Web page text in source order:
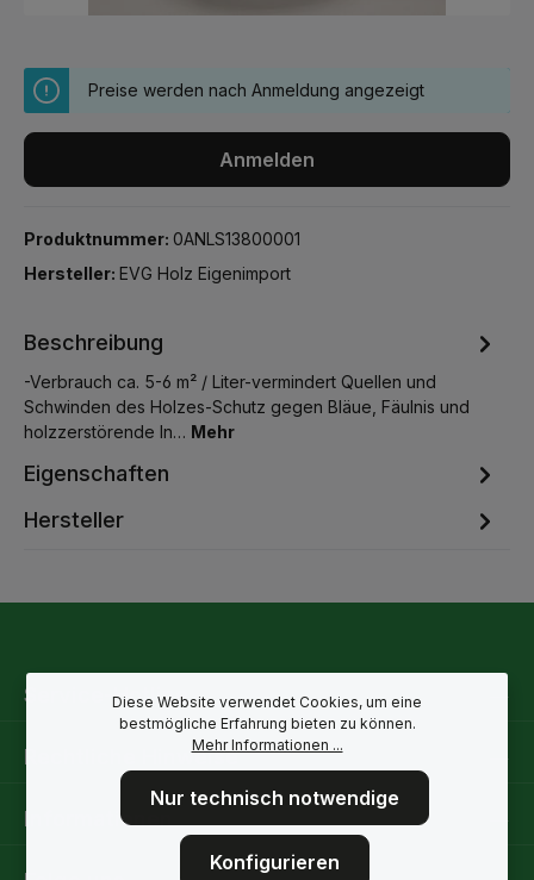
Preise werden nach Anmeldung angezeigt
Anmelden
Produktnummer: 0ANLS13800001
Hersteller: EVG Holz Eigenimport
Beschreibung
-Verbrauch ca. 5-6 m² / Liter-vermindert Quellen und
Schwinden des Holzes-Schutz gegen Bläue, Fäulnis und
holzzerstörende In… Mehr
Eigenschaften
Hersteller
Service-Hotline
Rechtliche Hinweise
Informationen
Diese Website verwendet Cookies, um eine
bestmögliche Erfahrung bieten zu können.
Mehr Informationen ...
Nur technisch notwendige
Konfigurieren